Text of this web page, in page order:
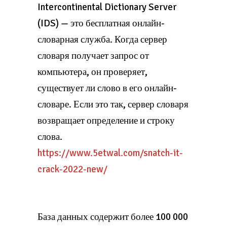
Intercontinental Dictionary Server
(IDS) — это бесплатная онлайн-
словарная служба. Когда сервер
словаря получает запрос от
компьютера, он проверяет,
существует ли слово в его онлайн-
словаре. Если это так, сервер словаря
возвращает определение и строку
слова.
https://www.5etwal.com/snatch-it-
crack-2022-new/
База данных содержит более 100 000